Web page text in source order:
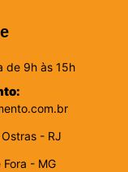
de 9h às 15h
- RJ
- MG